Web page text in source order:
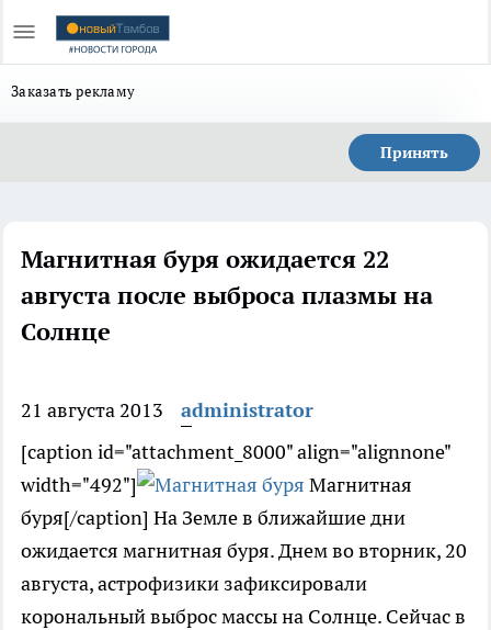
Заказать рекламу
Принять
Магнитная буря ожидается 22
августа после выброса плазмы на
Солнце
21 августа 2013
administrator
[caption id="attachment_8000" align="alignnone"
width="492"]
Магнитная
буря[/caption] На Земле в ближайшие дни
ожидается магнитная буря. Днем во вторник, 20
августа, астрофизики зафиксировали
корональный выброс массы на Солнце. Сейчас в